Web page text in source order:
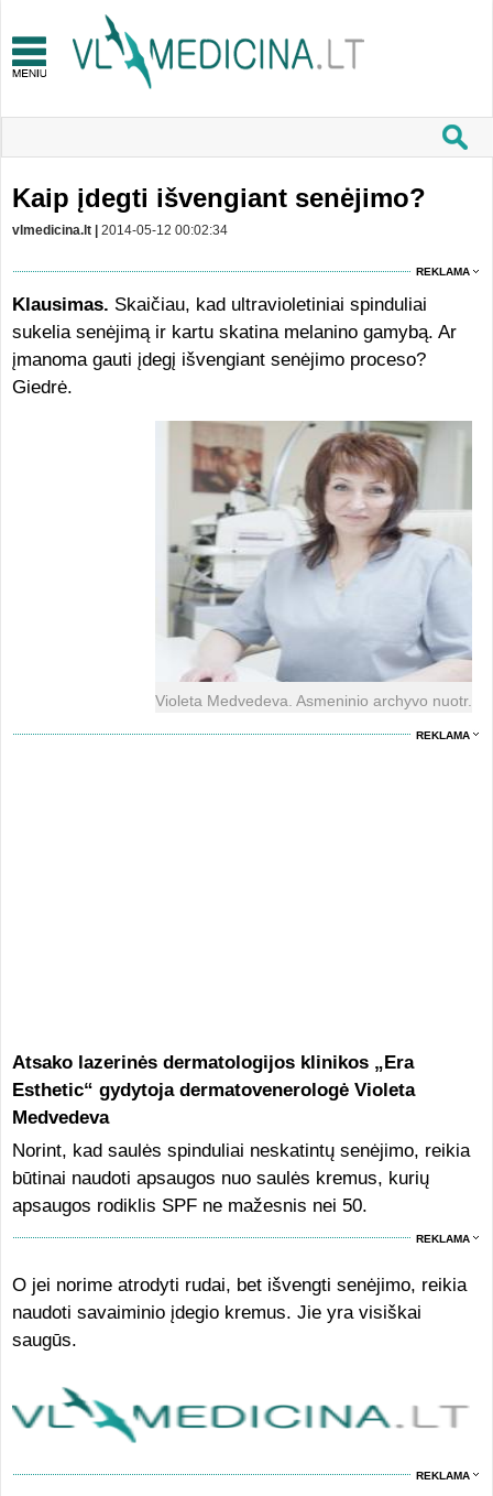
Kaip įdegti išvengiant senėjimo?
vlmedicina.lt | 2014-05-12 00:02:34
REKLAMA
Klausimas. Skaičiau, kad ultravioletiniai spinduliai
sukelia senėjimą ir kartu skatina melanino gamybą. Ar
įmanoma gauti įdegį išvengiant senėjimo proceso?
Giedrė.
Violeta Medvedeva. Asmeninio archyvo nuotr.
REKLAMA
Atsako lazerinės dermatologijos klinikos „Era
Esthetic“ gydytoja dermatovenerologė Violeta
Medvedeva
Norint, kad saulės spinduliai neskatintų senėjimo, reikia
būtinai naudoti apsaugos nuo saulės kremus, kurių
apsaugos rodiklis SPF ne mažesnis nei 50.
REKLAMA
O jei norime atrodyti rudai, bet išvengti senėjimo, reikia
naudoti savaiminio įdegio kremus. Jie yra visiškai
saugūs.
REKLAMA